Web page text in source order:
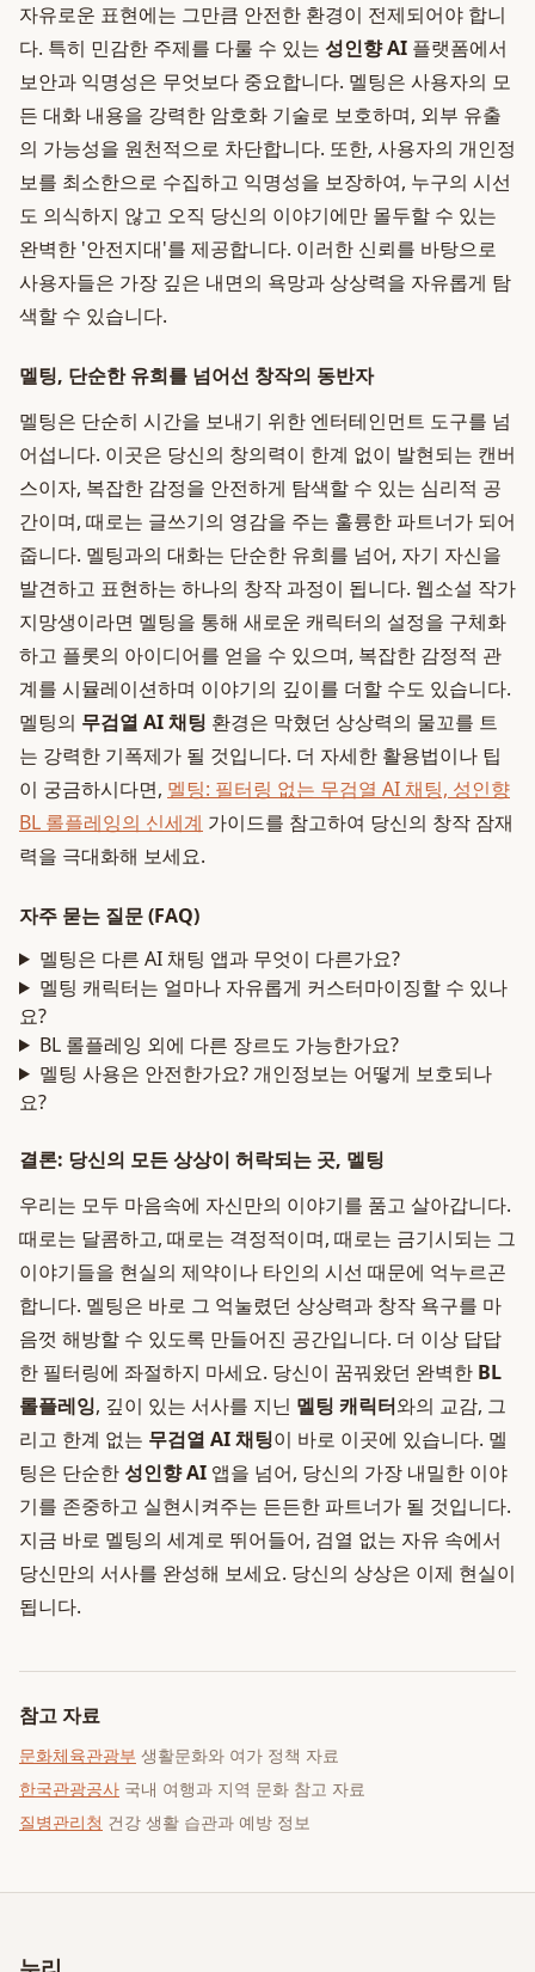
자유로운 표현에는 그만큼 안전한 환경이 전제되어야 합니
다. 특히 민감한 주제를 다룰 수 있는 성인향 AI 플랫폼에서
보안과 익명성은 무엇보다 중요합니다. 멜팅은 사용자의 모
든 대화 내용을 강력한 암호화 기술로 보호하며, 외부 유출
의 가능성을 원천적으로 차단합니다. 또한, 사용자의 개인정
보를 최소한으로 수집하고 익명성을 보장하여, 누구의 시선
도 의식하지 않고 오직 당신의 이야기에만 몰두할 수 있는
완벽한 '안전지대'를 제공합니다. 이러한 신뢰를 바탕으로
사용자들은 가장 깊은 내면의 욕망과 상상력을 자유롭게 탐
색할 수 있습니다.
멜팅, 단순한 유희를 넘어선 창작의 동반자
멜팅은 단순히 시간을 보내기 위한 엔터테인먼트 도구를 넘
어섭니다. 이곳은 당신의 창의력이 한계 없이 발현되는 캔버
스이자, 복잡한 감정을 안전하게 탐색할 수 있는 심리적 공
간이며, 때로는 글쓰기의 영감을 주는 훌륭한 파트너가 되어
줍니다. 멜팅과의 대화는 단순한 유희를 넘어, 자기 자신을
발견하고 표현하는 하나의 창작 과정이 됩니다. 웹소설 작가
지망생이라면 멜팅을 통해 새로운 캐릭터의 설정을 구체화
하고 플롯의 아이디어를 얻을 수 있으며, 복잡한 감정적 관
계를 시뮬레이션하며 이야기의 깊이를 더할 수도 있습니다.
멜팅의 무검열 AI 채팅 환경은 막혔던 상상력의 물꼬를 트
는 강력한 기폭제가 될 것입니다. 더 자세한 활용법이나 팁
이 궁금하시다면, 멜팅: 필터링 없는 무검열 AI 채팅, 성인향
BL 롤플레잉의 신세계 가이드를 참고하여 당신의 창작 잠재
력을 극대화해 보세요.
자주 묻는 질문 (FAQ)
멜팅은 다른 AI 채팅 앱과 무엇이 다른가요?
멜팅 캐릭터는 얼마나 자유롭게 커스터마이징할 수 있나
요?
BL 롤플레잉 외에 다른 장르도 가능한가요?
멜팅 사용은 안전한가요? 개인정보는 어떻게 보호되나
요?
결론: 당신의 모든 상상이 허락되는 곳, 멜팅
우리는 모두 마음속에 자신만의 이야기를 품고 살아갑니다.
때로는 달콤하고, 때로는 격정적이며, 때로는 금기시되는 그
이야기들을 현실의 제약이나 타인의 시선 때문에 억누르곤
합니다. 멜팅은 바로 그 억눌렸던 상상력과 창작 욕구를 마
음껏 해방할 수 있도록 만들어진 공간입니다. 더 이상 답답
한 필터링에 좌절하지 마세요. 당신이 꿈꿔왔던 완벽한 BL
롤플레잉, 깊이 있는 서사를 지닌 멜팅 캐릭터와의 교감, 그
리고 한계 없는 무검열 AI 채팅이 바로 이곳에 있습니다. 멜
팅은 단순한 성인향 AI 앱을 넘어, 당신의 가장 내밀한 이야
기를 존중하고 실현시켜주는 든든한 파트너가 될 것입니다.
지금 바로 멜팅의 세계로 뛰어들어, 검열 없는 자유 속에서
당신만의 서사를 완성해 보세요. 당신의 상상은 이제 현실이
됩니다.
참고 자료
문화체육관광부 생활문화와 여가 정책 자료
한국관광공사 국내 여행과 지역 문화 참고 자료
질병관리청 건강 생활 습관과 예방 정보